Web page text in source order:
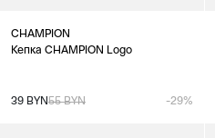
CHAMPION
Кепка CHAMPION Logo
39 BYN55 BYN -29%